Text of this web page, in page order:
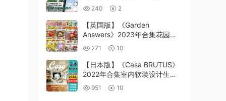
240 2
【英国版】《Garden
Answers》2023年合集花园答
案花卉植物园艺花园户外空间设
计爱好pdf杂志（13本）
271 10
【日本版】《Casa BRUTUS》
2022年合集室内软装设计生活
品味杂志pdf电子版（全年更
新）
951 10